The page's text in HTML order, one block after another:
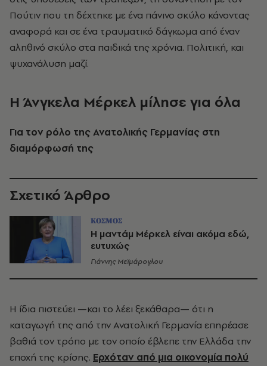
Πούτιν που τη δέχτηκε με ένα πάνινο σκύλο κάνοντας
αναφορά και σε ένα τραυματικό δάγκωμα από έναν
αληθινό σκύλο στα παιδικά της χρόνια. Πολιτική, και
ψυχανάλυση μαζί.
Η Άνγκελα Μέρκελ μίλησε για όλα
Για τον ρόλο της Ανατολικής Γερμανίας στη
διαμόρφωσή της
Σχετικό Άρθρο
ΚΟΣΜΟΣ
Η μαντάμ Μέρκελ είναι ακόμα εδώ,
ευτυχώς
Γιάννης Μεϊμάρογλου
Η ίδια πιστεύει —και το λέει ξεκάθαρα— ότι η
καταγωγή της από την Ανατολική Γερμανία επηρέασε
βαθιά τον τρόπο με τον οποίο έβλεπε την Ελλάδα την
εποχή της κρίσης. Ερχόταν από μια οικονομία πολύ